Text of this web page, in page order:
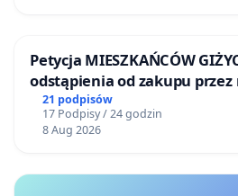
Petycja MIESZKAŃCÓW
odstąpienia od zakupu przez
nieruchomości położonej
21 podpisów
17 Podpisy / 24 godzin
8 Aug 2026